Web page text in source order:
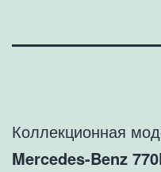
Коллекционная
Mercedes-Benz